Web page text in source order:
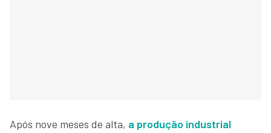
Após nove meses de alta, a produção industrial